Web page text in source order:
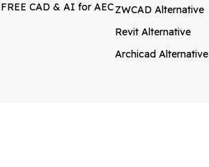
FREE CAD & AI for AECZWCAD Alternative
Revit Alternative
Archicad Alternative